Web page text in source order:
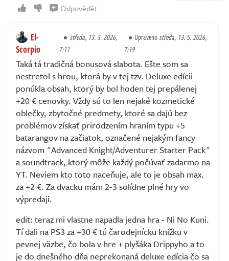
Odpovědět
El-
Scorpio
středa, 13. 5. 2026,
7:11
Upravenostředa, 13. 5. 2026,
7:19
Taká tá tradičná bonusová slabota. Ešte som sa
nestretol s hrou, ktorá by v tej tzv. Deluxe edícii
ponúkla obsah, ktorý by bol hoden tej prepálenej
+20 € cenovky. Vždy sú to len nejaké kozmetické
oblečky, zbytočné predmety, ktoré sa dajú bez
problémov získať prirodzením hraním typu +5
batarangov na začiatok, označené nejakým fancy
názvom "Advanced Knight/Adventurer Starter Pack"
a soundtrack, ktorý môže každý počúvať zadarmo na
YT. Neviem kto toto naceňuje, ale to je obsah max.
za +2 €. Za dvacku mám 2-3 solídne plné hry vo
výpredaji.
edit: teraz mi vlastne napadla jedna hra - Ni No Kuni.
Tí dali na PS3 za +30 € tú čarodejnícku knižku v
pevnej väzbe, čo bola v hre + plyšáka Drippyho a to
je do dnešného dňa neprekonaná deluxe edícia čo sa